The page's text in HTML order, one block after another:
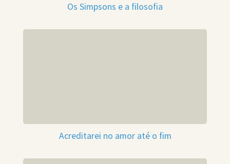
Os Simpsons e a filosofia
Acreditarei no amor até o fim